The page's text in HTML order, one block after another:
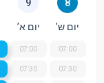
8
יום ש’
07:00
07:30
9
יום א’
07:00
07:30